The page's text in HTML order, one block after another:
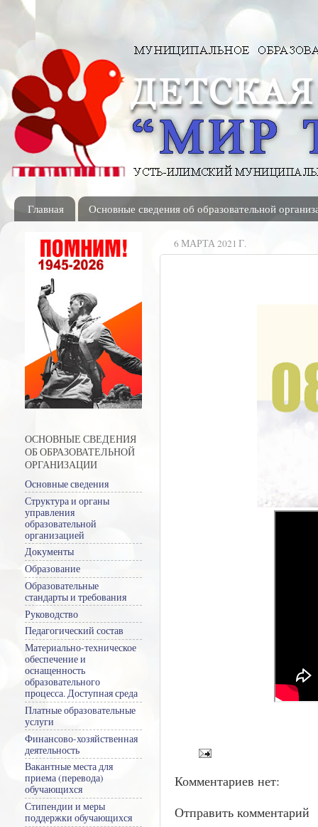
Главная Основные сведения об образовательной
6 МАРТА 2021 Г.
Комментариев нет:
Отправить комментарий
ОСНОВНЫЕ СВЕДЕНИЯ
ОБ ОБРАЗОВАТЕЛЬНОЙ
ОРГАНИЗАЦИИ
Основные сведения
Структура и органы
управления
образовательной
организацией
Документы
Образование
Образовательные
стандарты и требования
Руководство
Педагогический состав
Материально-техническое
обеспечение и
оснащенность
образовательного
процесса. Доступная среда
Платные образовательные
услуги
Финансово-хозяйственная
деятельность
Вакантные места для
приема (перевода)
обучающихся
Стипендии и меры
поддержки обучающихся